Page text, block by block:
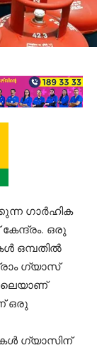
ഗാർഹിക
ഒരു
ഒമ്പതില്‍
ഗ്യാസ്
ഒരു
ഗ്യാസിന്